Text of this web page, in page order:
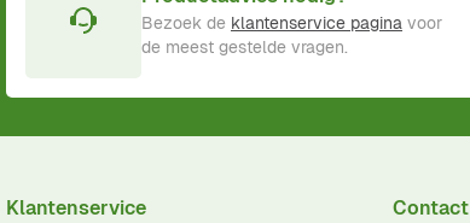
Bezoek de klantenservice pagina voor
de meest gestelde vragen.
Klantenservice
Contact